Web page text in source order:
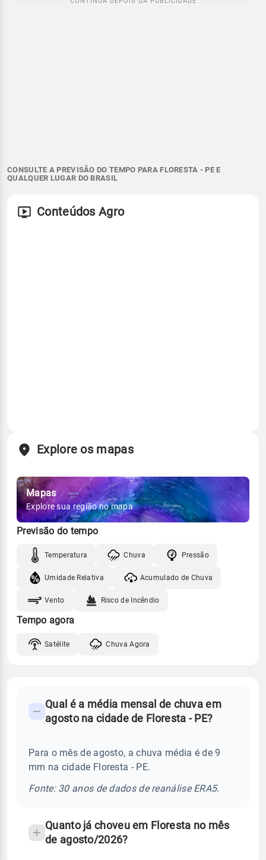
CONSULTE A PREVISÃO DO TEMPO PARA FLORESTA - PE E
QUALQUER LUGAR DO BRASIL
Conteúdos Agro
Explore os mapas
Mapas
Explore sua região no mapa
Previsão do tempo
Temperatura Chuva Pressão
Umidade Relativa Acumulado de Chuva
Vento Risco de Incêndio
Tempo agora
Satélite Chuva Agora
Perguntas
sobre
chuva
Qual é a média mensal de chuva em
agosto na cidade de Floresta - PE?
Para o mês de agosto, a chuva média é de 9
mm na cidade Floresta - PE.
Fonte: 30 anos de dados de reanálise ERA5.
Quanto já choveu em Floresta no mês
de agosto/2026?